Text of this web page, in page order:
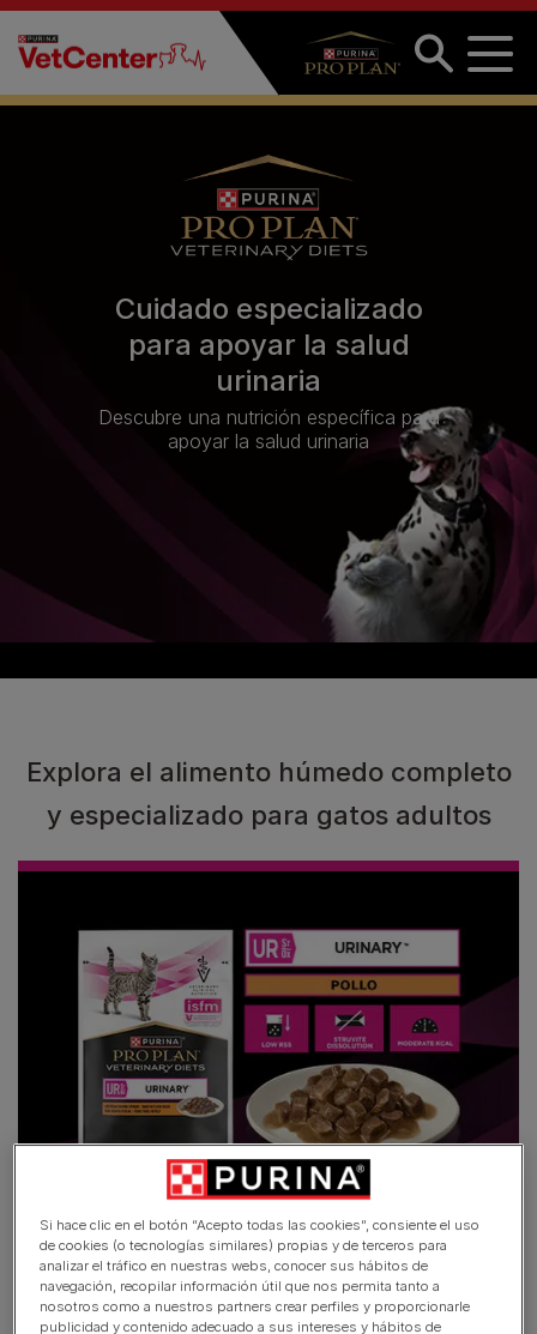
Pasar al contenido principal
Cuidado especializado
para apoyar la salud
urinaria
Descubre una nutrición específica para
apoyar la salud urinaria
Explora el alimento húmedo completo
y especializado para gatos adultos
Tiernos trozos con pollo
Ver más
Si hace clic en el botón “Acepto todas las cookies”, consiente el uso
de cookies (o tecnologías similares) propias y de terceros para
analizar el tráfico en nuestras webs, conocer sus hábitos de
navegación, recopilar información útil que nos permita tanto a
nosotros como a nuestros partners crear perfiles y proporcionarle
publicidad y contenido adecuado a sus intereses y hábitos de